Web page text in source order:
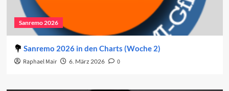
Sanremo 2026
Sanremo 2026 in den Charts (Woche 2)
Raphael Mair 6. März 2026 0